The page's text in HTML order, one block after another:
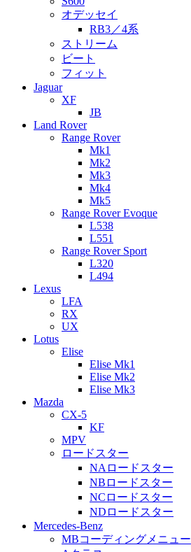
オデッセイ
RB3／4系
ストリーム
ビート
フィット
Jaguar
XF
JB
Land Rover
Range Rover
Mk1
Mk2
Mk3
Mk4
Mk5
Range Rover Evoque
L538
L551
Range Rover Sport
L320
L494
Lexus
LFA
RX
UX
Lotus
Elise
Elise Mk1
Elise Mk2
Elise Mk3
Mazda
CX-5
KF
MPV
ロードスター
NAロードスター
NBロードスター
NCロードスター
NDロードスター
Mercedes-Benz
MBコーディングメニュー